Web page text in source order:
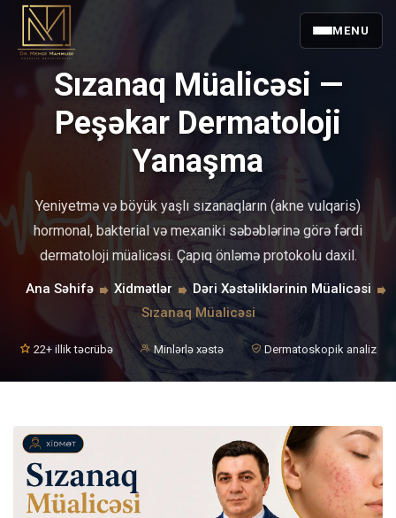
MENU
Sızanaq Müalicəsi —
Peşəkar Dermatoloji
Yanaşma
Yeniyetmə və böyük yaşlı sızanaqların (akne vulqaris)
hormonal, bakterial və mexaniki səbəblərinə görə fərdi
dermatoloji müalicəsi. Çapıq önləmə protokolu daxil.
Ana Səhifə Xidmətlər
Dəri Xəstəliklərinin Müalicəsi
Sızanaq Müalicəsi
22+ illik təcrübə Minlərlə xəstə Dermatoskopik analiz